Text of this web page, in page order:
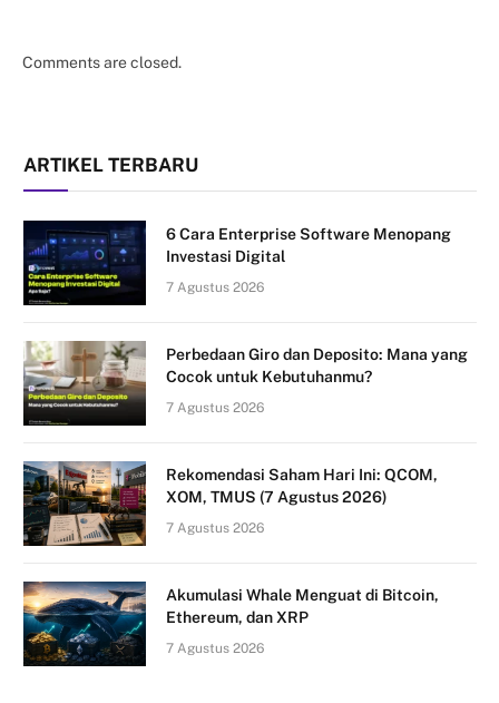
Comments are closed.
ARTIKEL TERBARU
6 Cara Enterprise Software Menopang
Investasi Digital
7 Agustus 2026
Perbedaan Giro dan Deposito: Mana yang
Cocok untuk Kebutuhanmu?
7 Agustus 2026
Rekomendasi Saham Hari Ini: QCOM,
XOM, TMUS (7 Agustus 2026)
7 Agustus 2026
Akumulasi Whale Menguat di Bitcoin,
Ethereum, dan XRP
7 Agustus 2026